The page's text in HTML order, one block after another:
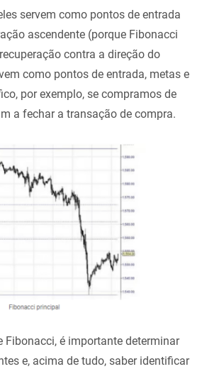
servem como pontos de entrada
ascendente (porque Fibonacci
contra a direção do
como pontos de entrada, metas e
por exemplo, se compramos de
a fechar a transação de compra.
Fibonacci, é importante determinar
e, acima de tudo, saber identificar